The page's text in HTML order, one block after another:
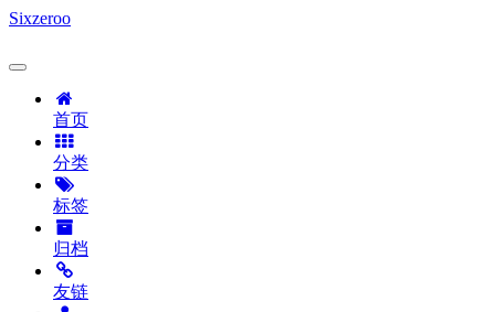
Sixzeroo
首页
分类
标签
归档
友链